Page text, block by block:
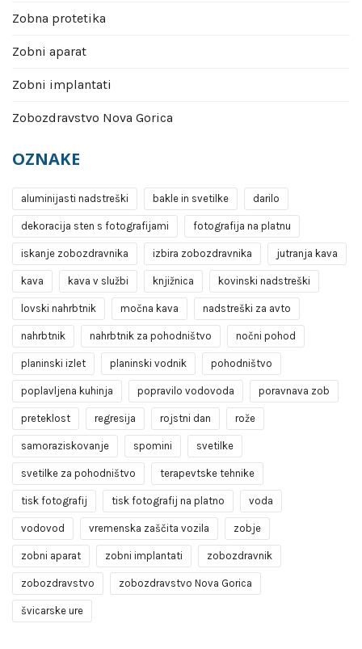
Zobna protetika
Zobni aparat
Zobni implantati
Zobozdravstvo Nova Gorica
OZNAKE
aluminijasti nadstreški bakle in svetilke darilo
dekoracija sten s fotografijami fotografija na platnu
iskanje zobozdravnika izbira zobozdravnika jutranja kava
kava kava v službi knjižnica kovinski nadstreški
lovski nahrbtnik močna kava nadstreški za avto
nahrbtnik nahrbtnik za pohodništvo nočni pohod
planinski izlet planinski vodnik pohodništvo
poplavljena kuhinja popravilo vodovoda poravnava zob
preteklost regresija rojstni dan rože
samoraziskovanje spomini svetilke
svetilke za pohodništvo terapevtske tehnike
tisk fotografij tisk fotografij na platno voda
vodovod vremenska zaščita vozila zobje
zobni aparat zobni implantati zobozdravnik
zobozdravstvo zobozdravstvo Nova Gorica
švicarske ure